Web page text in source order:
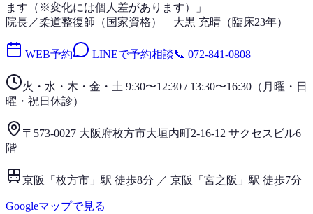
ます（※変化には個人差があります）」
院長／柔道整復師（国家資格）
大黒 充晴 （臨床23年）
WEB予約 LINEで予約相談📞 072-841-0808
火・水・木・金・土 9:30〜12:30 / 13:30〜16:30 （ 月曜・日
曜・祝日 休診）
〒573-0027 大阪府枚方市大垣内町2-16-12 サクセスビル6
階
京阪「枚方市」駅 徒歩8分 ／ 京阪「宮之阪」駅 徒歩7分
Googleマップで見る